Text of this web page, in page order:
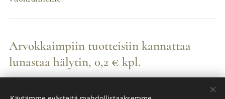
Arvokkaimpiin tuotteisiin kannattaa
lunastaa hälytin, 0,2 € kpl.